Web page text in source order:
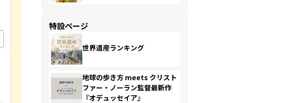
特設ページ
世界遺産ランキング
地球の歩き方 meets クリスト
ファー・ノーラン監督最新作
『オデュッセイア』